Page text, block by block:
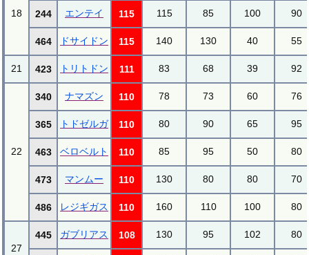
18 244 エンテイ 115 115 85 100 90
464 ドサイドン 115 140 130 40 55
21 423 トリトドン 111 83 68 39 92
22
340 ナマズン 110 78 73 60 76
365 トドゼルガ 110 80 90 65 95
463 ベロベルト 110 85 95 50 80
473 マンムー 110 130 80 80 70
486 レジギガス 110 160 110 100 80
27
445 ガブリアス 108 130 95 102 80